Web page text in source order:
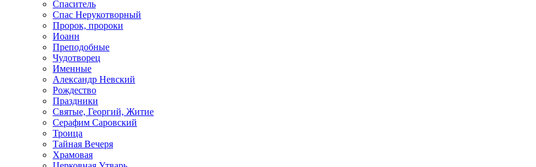
Спаситель
Спас Нерукотворный
Пророк, пророки
Иоанн
Преподобные
Чудотворец
Именные
Александр Невский
Рождество
Праздники
Святые, Георгий, Житие
Серафим Саровский
Троица
Тайная Вечеря
Храмовая